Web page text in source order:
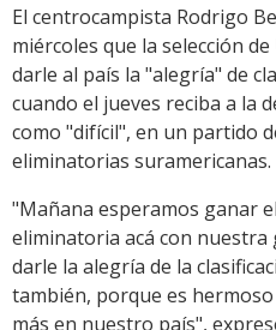
El centrocampista Rodrigo
miércoles que la selección
darle al país la "alegría" de
cuando el jueves reciba a la
como "difícil", en un partido
eliminatorias suramericanas.
"Mañana esperamos ganar
eliminatoria acá con nuestra
darle la alegría de la
también, porque es
más en nuestro país",